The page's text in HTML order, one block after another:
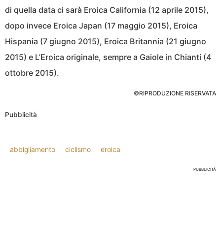
di quella data ci sarà Eroica California (12 aprile 2015),
dopo invece Eroica Japan (17 maggio 2015), Eroica
Hispania (7 giugno 2015), Eroica Britannia (21 giugno
2015) e L’Eroica originale, sempre a Gaiole in Chianti (4
ottobre 2015).
©RIPRODUZIONE RISERVATA
Pubblicità
abbigliamento ciclismo eroica
PUBBLICITÀ